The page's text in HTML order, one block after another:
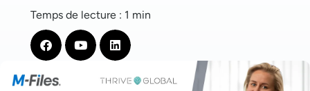
Temps de lecture : 1 min